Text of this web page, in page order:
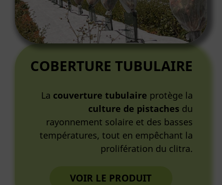
COBERTURE TUBULAIRE
La couverture tubulaire protège la
culture de pistaches du
rayonnement solaire et des basses
températures, tout en empêchant la
prolifération du clitra.
VOIR LE PRODUIT